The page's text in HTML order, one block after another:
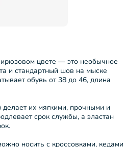
цвете — это необычное
и стандартный шов на мыске
обувь от 38 до 46, длина
делает их мягкими, прочными и
срок службы, а эластан
носить с кроссовками, кедами